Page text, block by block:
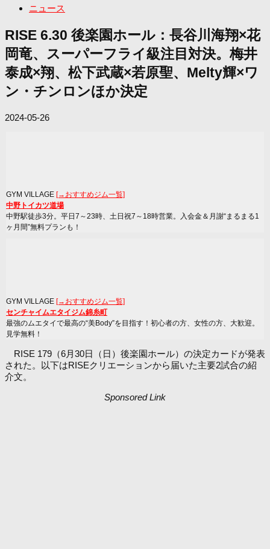
ニュース
RISE 6.30 後楽園ホール：長谷川海翔×花
岡竜、スーパーフライ級注目対決。梅井
泰成×翔、松下武蔵×若原聖、Melty輝×ワ
ン・チンロンほか決定
2024-05-26
GYM VILLAGE [→おすすめジム一覧]
中野トイカツ道場
中野駅徒歩3分。平日7～23時、土日祝7～18時営業。入会金＆月謝“まるまる1
ヶ月間”無料プランも！
GYM VILLAGE [→おすすめジム一覧]
センチャイムエタイジム錦糸町
最強のムエタイで最高の“美Body”を目指す！初心者の方、女性の方、大歓迎。
見学無料！
RISE 179（6月30日（日）後楽園ホール）の決定カードが発表
された。以下はRISEクリエーションから届いた主要2試合の紹
介文。
Sponsored Link